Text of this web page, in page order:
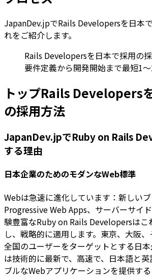
JapanDev.jpでRails Developersを日本
れをご紹介します。
Rails Developersを日本で採用の
要件定義から開発開始まで最短1
トップRails Developers
の採用方法
JapanDev.jpでRuby on Rails
する理由
日本企業のためのモダンなWeb標準
Webは急速に進化しています：新しいブ
Progressive Web Apps、サーバーサイ
験豊富なRuby on Rails Developersはこ
し、戦略的に適用します。東京、大阪
全国のユーザーをターゲットとする日
は技術的に最新で、高速で、日本語と
ブルなWebアプリケーションを提供する